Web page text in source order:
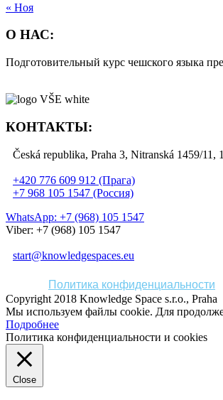
« Ноя
О НАС:
Подготовительный курс чешского языка
КОНТАКТЫ:
Česká republika, Praha 3, Nitranská 1459/11,
+420 776 609 912 (Прага)
+7 968 105 1547 (Россия)
WhatsApp: +7 (968) 105 1547
Viber: +7 (968) 105 1547
start@knowledgespaces.eu
Политика конфиденциальности
Copyright 2018 Knowledge Space s.r.o., Praha
Мы используем файлы cookie. Для
Подробнее
Политика конфиденциальности и cookies
Close